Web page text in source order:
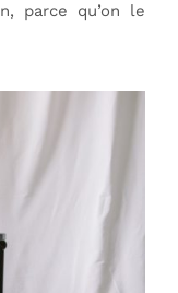
parce qu’on le